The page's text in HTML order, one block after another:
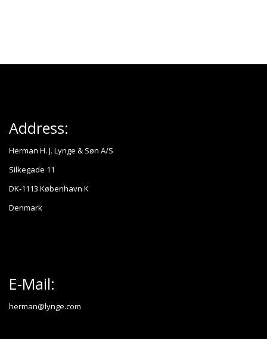
Address:
Herman H. J. Lynge & Søn A/S
Silkegade 11
DK-1113 København K
Denmark
E-Mail:
herman@lynge.com